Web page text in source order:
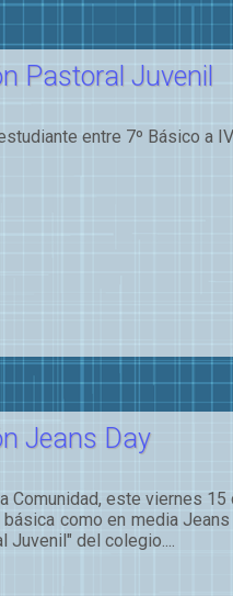
Pastoral Juvenil
entre 7º Básico a
Jeans Day
Comunidad, este viernes
básica como en media
Juvenil" del colegio....